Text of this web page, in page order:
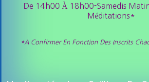
De 14h00 À 18h00-Samedis
Méditations*
*A Confirmer En Fonction Des Inscrits